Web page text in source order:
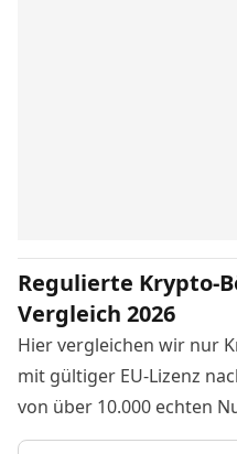
Regulierte Krypto-
Vergleich 2026
Hier vergleichen wir nur
mit gültiger EU-Lizenz
von über 10.000 echten